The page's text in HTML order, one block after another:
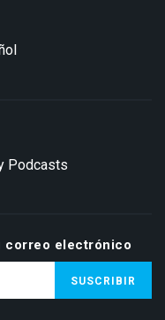
Podcasts
correo electrónico